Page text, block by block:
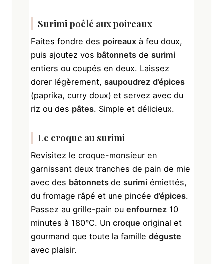
Surimi poêlé auxpoireaux
Faites fondre des poireaux à feu doux,
puis ajoutez vos bâtonnets de surimi
entiers ou coupés en deux. Laissez
dorer légèrement, saupoudrez d’épices
(paprika, curry doux) et servez avec du
riz ou des pâtes. Simple et délicieux.
Le croque au surimi
Revisitez le croque-monsieur en
garnissant deux tranches de pain de mie
avec des bâtonnets de surimi émiettés,
du fromage râpé et une pincée d’épices.
Passez au grille-pain ou enfournez 10
minutes à 180°C. Un croque original et
gourmand que toute la famille déguste
avec plaisir.